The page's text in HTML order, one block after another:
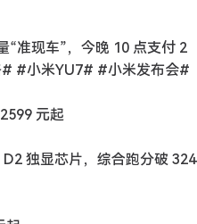
“准现车”，今晚 10 点支付 2
# #小米YU7# #小米发布会#
元起
独显芯片，综合跑分破 324